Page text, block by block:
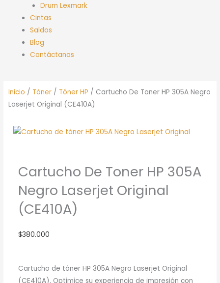
Drum Lexmark
Cintas
Saldos
Blog
Contáctanos
Inicio / Tóner / Tóner HP / Cartucho De Toner HP 305A Negro
Laserjet Original (CE410A)
Cartucho De Toner HP 305A
Negro Laserjet Original
(CE410A)
$380.000
Cartucho de tóner HP 305A Negro Laserjet Original
(CE410A). Optimice su experiencia de impresión con